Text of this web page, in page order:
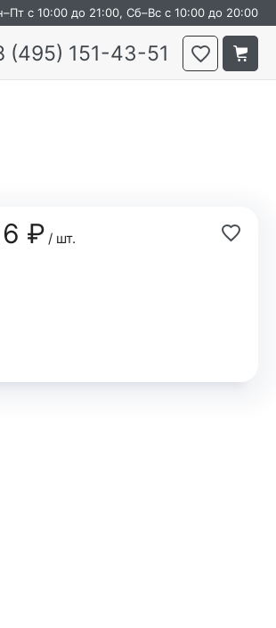
с 10:00 до 21:00, Сб–Вс с 10:00 до 20:00
(495) 151-43-51
₽/ шт.